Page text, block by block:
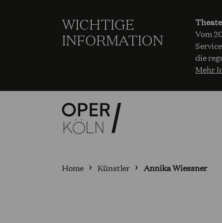
WICHTIGE
INFORMATION
Vom
die
Mehr
Home Künstler Annika Wiessner